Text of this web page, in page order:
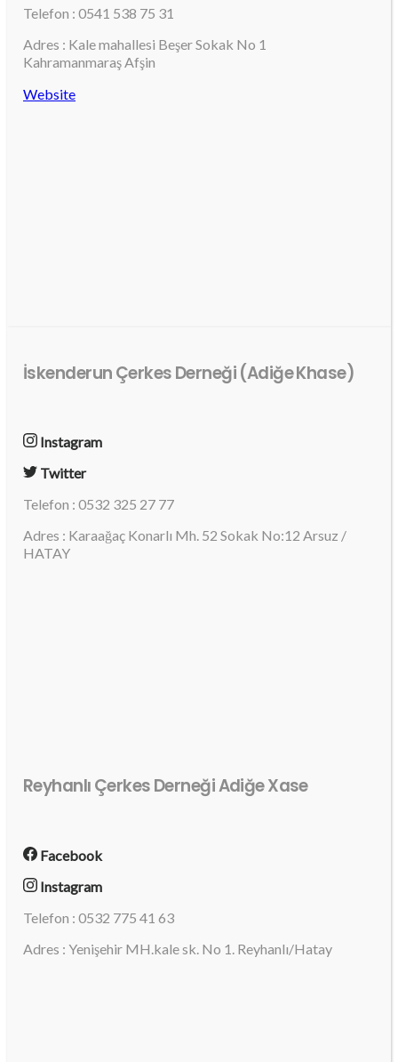
Telefon : 0541 538 75 31
Adres : Kale mahallesi Beşer Sokak No 1
Kahramanmaraş Afşin
Website
İskenderun Çerkes Derneği (Adiğe Khase)
Instagram
Twitter
Telefon : 0532 325 27 77
Adres : Karaağaç Konarlı Mh. 52 Sokak No:12 Arsuz /
HATAY
Reyhanlı Çerkes Derneği Adiğe Xase
Facebook
Instagram
Telefon : 0532 775 41 63
Adres : Yenişehir MH.kale sk. No 1. Reyhanlı/Hatay